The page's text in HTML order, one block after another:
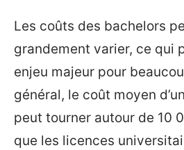
Les coûts des bachelors
grandement varier, ce qui
enjeu majeur pour
général, le coût moyen
peut tourner autour de 10
que les licences